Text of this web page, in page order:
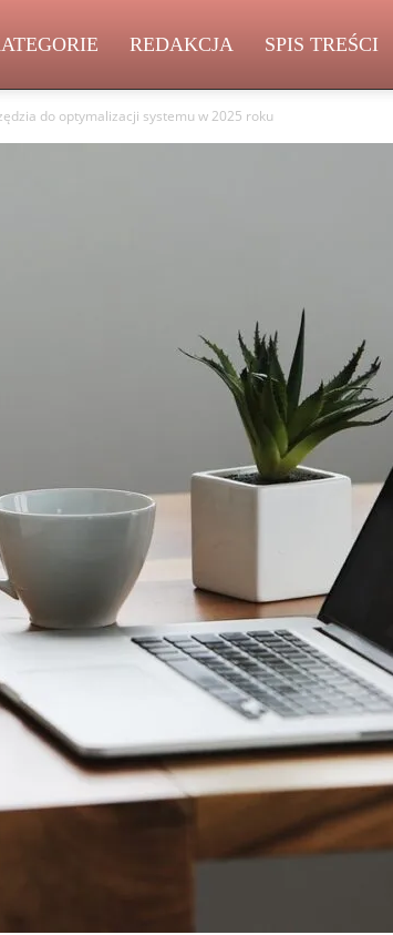
REDAKCJA SPIS TREŚCI
do optymalizacji systemu w 2025 roku